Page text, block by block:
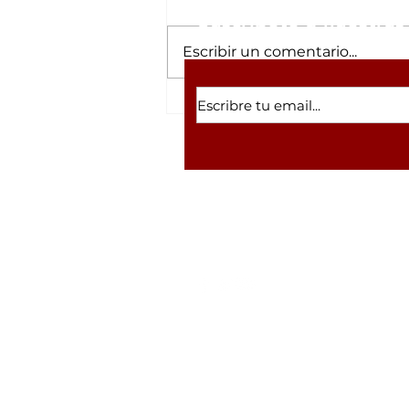
El Milagro de los 15
Días: Rescatan con
Atrapado a 100 Metros
Escribir un comentario...
Suscríbete a